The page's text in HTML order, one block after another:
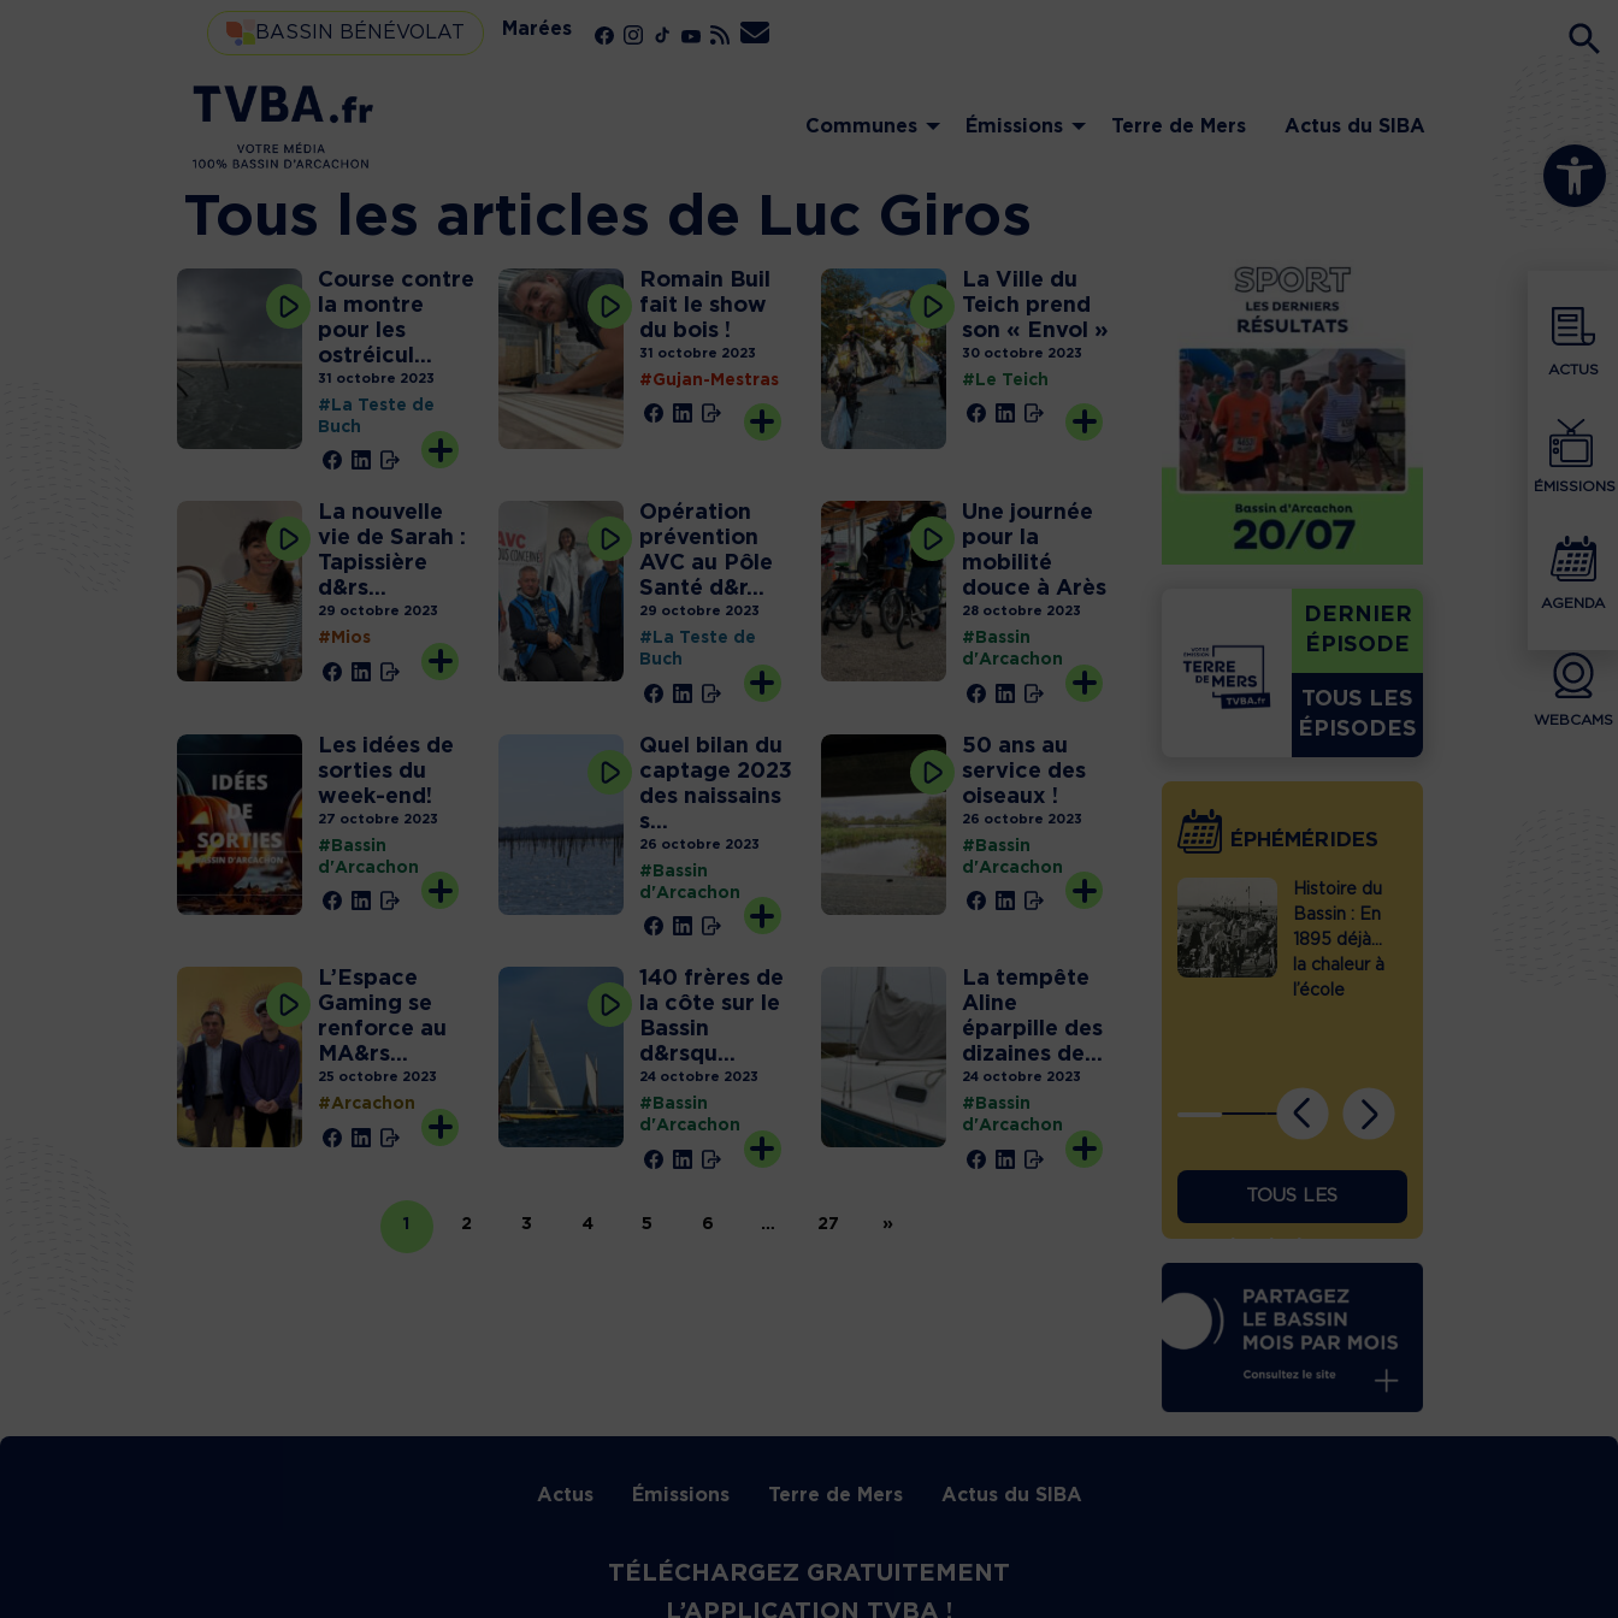
Ouvrir la
ACTUS
ÉMISSIONS
AGENDA
WEBCAMS
BASSIN BÉNÉVOLAT Marées
Communes Émissions Terre de Mers Actus du SIBA
Tous les articles de Luc Giros
Course contre
la montre
pour les
ostréicul...
31 octobre 2023
#La Teste de
Buch
Romain Buil
fait le show
du bois !
31 octobre 2023
#Gujan-Mestras
La Ville du
Teich prend
son « Envol »
30 octobre 2023
#Le Teich
La nouvelle
vie de Sarah :
Tapissière
d&rs...
29 octobre 2023
#Mios
Opération
prévention
AVC au Pôle
Santé d&r...
29 octobre 2023
#La Teste de
Buch
Une journée
pour la
mobilité
douce à Arès
28 octobre 2023
#Bassin
d'Arcachon
Les idées de
sorties du
week-end!
27 octobre 2023
#Bassin
d'Arcachon
Quel bilan du
captage 2023
des naissains
s...
26 octobre 2023
#Bassin
d'Arcachon
50 ans au
service des
oiseaux !
26 octobre 2023
#Bassin
d'Arcachon
L’Espace
Gaming se
renforce au
MA&rs...
25 octobre 2023
#Arcachon
140 frères de
la côte sur le
Bassin
d&rsqu...
24 octobre 2023
#Bassin
d'Arcachon
La tempête
Aline
éparpille des
dizaines de...
24 octobre 2023
#Bassin
d'Arcachon
1 2 3 4 5 6 … 27 »
DERNIER
ÉPISODE
TOUS LES
ÉPISODES
ÉPHÉMÉRIDES
Histoire du
Bassin :
d’Arcachon
portes
Histoire du
Bassin : En
1895 déjà…
la chaleur à
l’école
TOUS LES
Actus Émissions Terre de Mers Actus du SIBA
TÉLÉCHARGEZ GRATUITEMENT
L’APPLICATION TVBA !